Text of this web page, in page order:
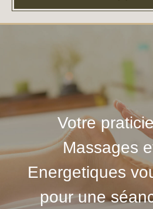
Votre
Massages
Energetiques
pour une